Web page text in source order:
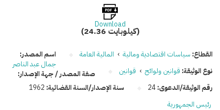
Download
(24.36 كيلوبايت)
القطاع: سياسات اقتصادية ومالية › المالية العامة
نوع الوثيقة: قوانين ولوائح › قوانين
رقم الوثيقة/الدعوى:24 سنة الإصدار/السنة القضائية: 1962
اسم المصدر:
جمال عبد الناصر
صفة المصدر / جهة الإصدار:
رئيس الجمهورية